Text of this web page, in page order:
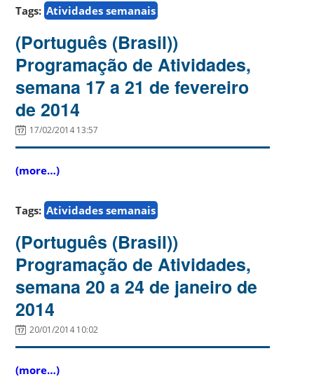
Tags: Atividades semanais
(Português (Brasil))
Programação de Atividades,
semana 17 a 21 de fevereiro
de 2014
17/02/2014 13:57
(more…)
Tags: Atividades semanais
(Português (Brasil))
Programação de Atividades,
semana 20 a 24 de janeiro de
2014
20/01/2014 10:02
(more…)